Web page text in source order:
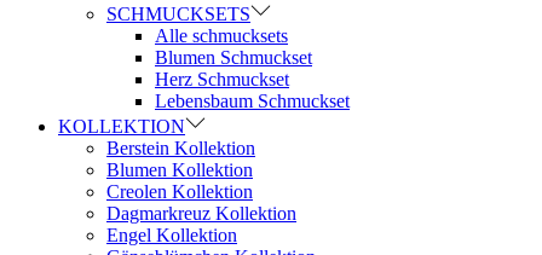
SCHMUCKSETS
Alle schmucksets
Blumen Schmuckset
Herz Schmuckset
Lebensbaum Schmuckset
KOLLEKTION
Berstein Kollektion
Blumen Kollektion
Creolen Kollektion
Dagmarkreuz Kollektion
Engel Kollektion